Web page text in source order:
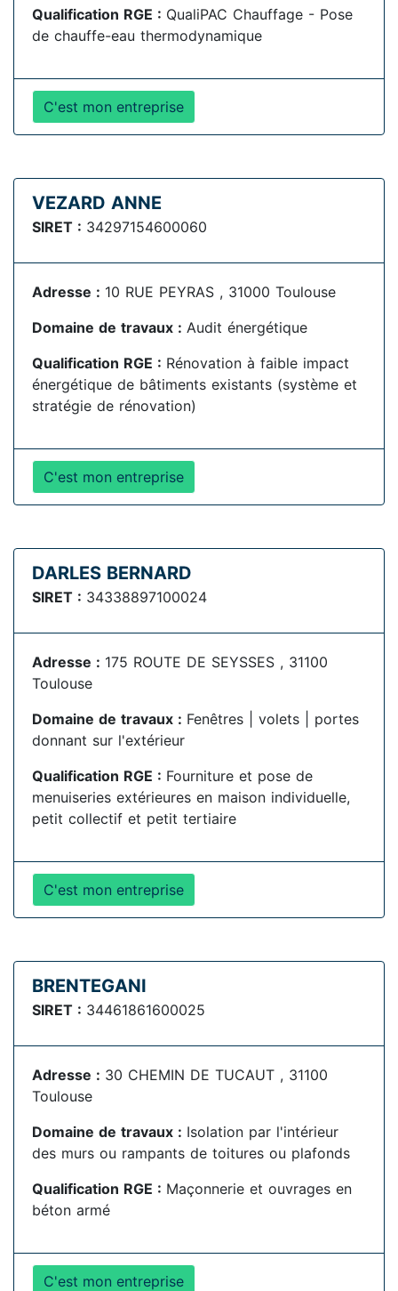
Qualification RGE : QualiPAC Chauffage - Pose
de chauffe-eau thermodynamique
C'est mon entreprise
VEZARD ANNE
SIRET : 34297154600060
Adresse : 10 RUE PEYRAS , 31000 Toulouse
Domaine de travaux : Audit énergétique
Qualification RGE : Rénovation à faible impact
énergétique de bâtiments existants (système et
stratégie de rénovation)
C'est mon entreprise
DARLES BERNARD
SIRET : 34338897100024
Adresse : 175 ROUTE DE SEYSSES , 31100
Toulouse
Domaine de travaux : Fenêtres | volets | portes
donnant sur l'extérieur
Qualification RGE : Fourniture et pose de
menuiseries extérieures en maison individuelle,
petit collectif et petit tertiaire
C'est mon entreprise
BRENTEGANI
SIRET : 34461861600025
Adresse : 30 CHEMIN DE TUCAUT , 31100
Toulouse
Domaine de travaux : Isolation par l'intérieur
des murs ou rampants de toitures ou plafonds
Qualification RGE : Maçonnerie et ouvrages en
béton armé
C'est mon entreprise